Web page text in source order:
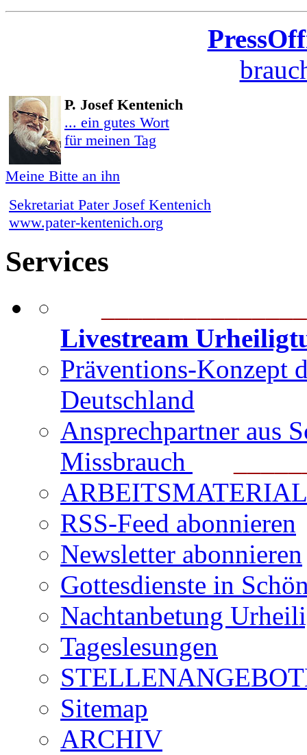
P. Josef Kentenich
... ein gutes Wort
für meinen Tag
Meine Bitte an ihn
Sekretariat Pater Josef Kentenich
www.pater-kentenich.org
Services
Livestream
Präventions-Konzept
Deutschland
Ansprechpartner aus
Missbrauch
ARBEITSMATERIAL
RSS-Feed abonnieren
Newsletter abonnieren
Gottesdienste in
Nachtanbetung
Tageslesungen
Sitemap
ARCHIV